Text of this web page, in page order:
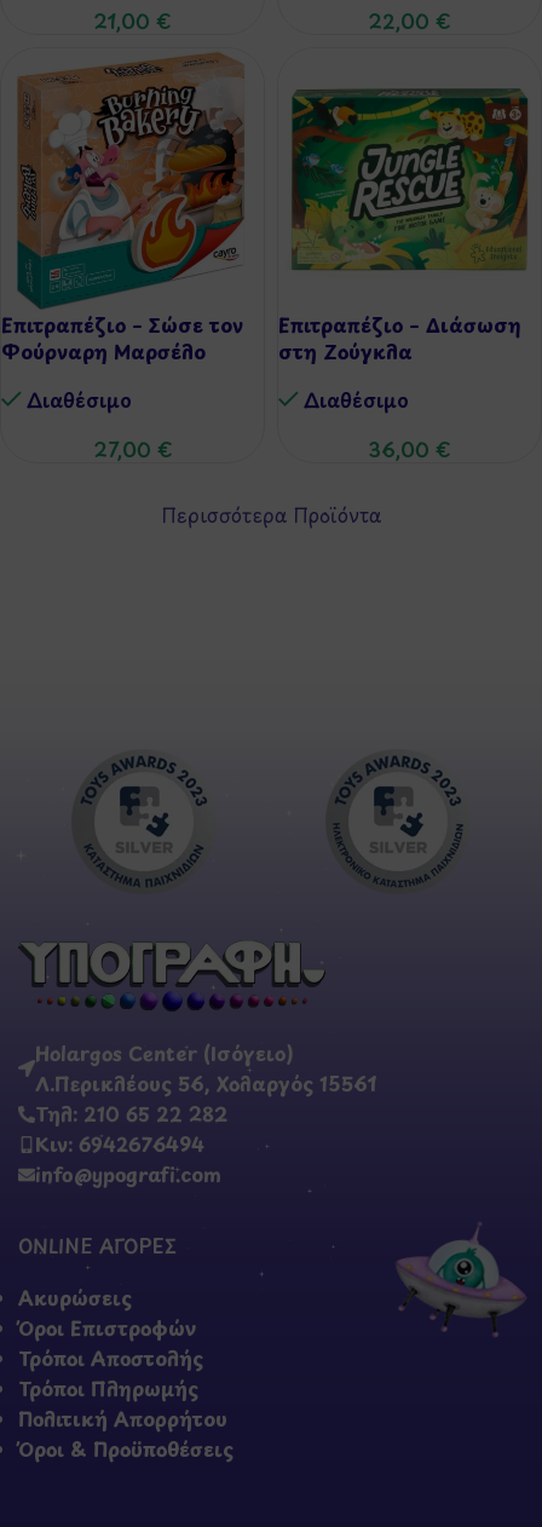
21,00 € 22,00 €
Επιτραπέζιο – Σώσε τον
Φούρναρη Μαρσέλο
Διαθέσιμo
27,00 €
Επιτραπέζιο – Διάσωση
στη Ζούγκλα
Διαθέσιμo
36,00 €
Περισσότερα Προϊόντα
Holargos Center (Ισόγειο)
Λ.Περικλέους 56, Χολαργός 15561
Τηλ: 210 65 22 282
Κιν: 6942676494
info@ypografi.com
ONLINE ΑΓΟΡΕΣ
Ακυρώσεις
Όροι Επιστροφών
Τρόποι Αποστολής
Τρόποι Πληρωμής
Πολιτική Απορρήτου
Όροι & Προϋποθέσεις